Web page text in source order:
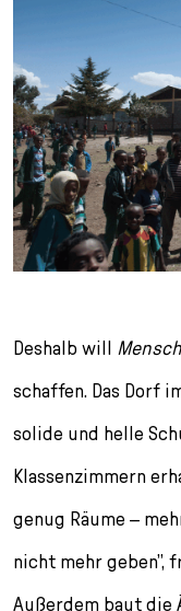
Deshalb will
schaffen. Das Dorf
solide und helle
Klassenzimmern
genug Räume –
nicht mehr geben”,
Außerdem baut die